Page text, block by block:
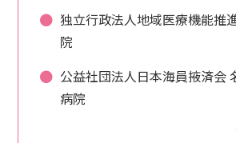
独立行政法人地域医療機能推
院
公益社団法人日本海員掖済会
病院